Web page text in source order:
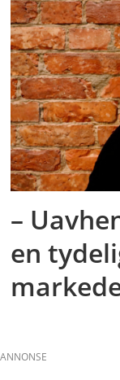
–
en
ANNONSE